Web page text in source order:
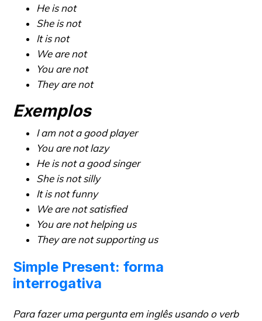
He is not
She is not
It is not
We are not
You are not
They are not
Exemplos
I am not a good player
You are not lazy
He is not a good singer
She is not silly
It is not funny
We are not satisfied
You are not helping us
They are not supporting us
Simple Present: forma
interrogativa
Para fazer uma pergunta em inglês usando o verb